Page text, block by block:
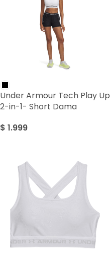
Under Armour Tech Play Up
2-in-1- Short Dama
$ 1.999